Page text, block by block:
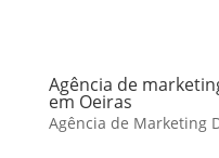
Agência de
em Oeiras
Agência de Marketing